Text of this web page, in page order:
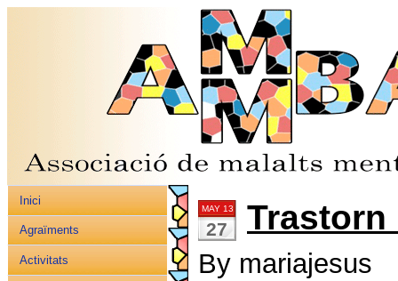
Inici
Agraïments
Activitats
MAY 13
27
By mariajesus